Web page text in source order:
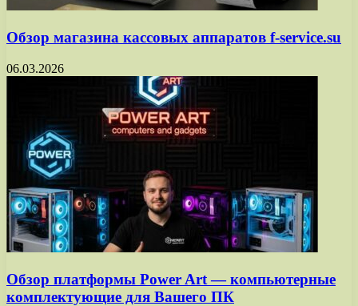
Обзор магазина кассовых аппаратов f-service.su
06.03.2026
Обзор платформы Power Art — компьютерные
комплектующие для Вашего ПК